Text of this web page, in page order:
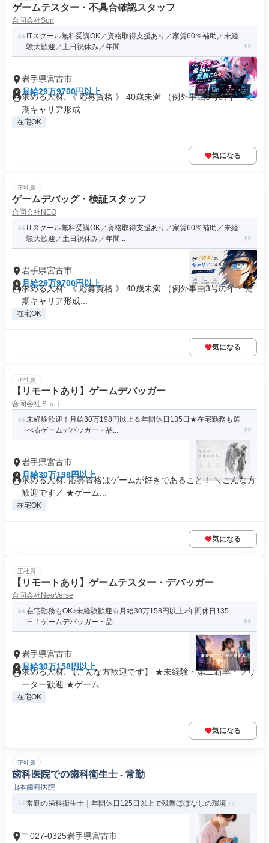
ゲームテスター・不具合確認スタッフ
合同会社Sun
ITスクール無料受講OK／資格取得支援あり／家賃60％補助／未経
験大歓迎／土日祝休み／年間...
岩手県宮古市
月給29万9700円以上
求める人材: 《 応募資格 》 40歳未満 （例外事由3号のイ・長
期キャリア形成...
在宅OK
気になる
正社員
ゲームデバッグ・検証スタッフ
合同会社NEO
ITスクール無料受講OK／資格取得支援あり／家賃60％補助／未経
験大歓迎／土日祝休み／年間...
岩手県宮古市
月給29万9700円以上
求める人材: 《 応募資格 》 40歳未満 （例外事由3号のイ・長
期キャリア形成...
在宅OK
気になる
正社員
【リモートあり】ゲームデバッガー
合同会社Ｓａｉ
未経験歓迎！月給30万198円以上＆年間休日135日★在宅勤務も選
べるゲームデバッガー・品...
岩手県宮古市
月給30万198円以上
求める人材: 応募資格はゲームが好きであること！ ＼こんな方
歓迎です／ ★ゲーム...
在宅OK
気になる
正社員
【リモートあり】ゲームテスター・デバッガー
合同会社NeoVerse
在宅勤務もOK♪未経験歓迎☆月給30万158円以上♪年間休日135
日！ゲームデバッガー・品...
岩手県宮古市
月給30万158円以上
求める人材: 【こんな方歓迎です】 ★未経験・第二新卒・フリ
ーター歓迎 ★ゲーム...
在宅OK
気になる
正社員
歯科医院での歯科衛生士 - 常勤
山本歯科医院
常勤の歯科衛生士｜年間休日125日以上で残業ほぼなしの環境
〒027-0325岩手県宮古市